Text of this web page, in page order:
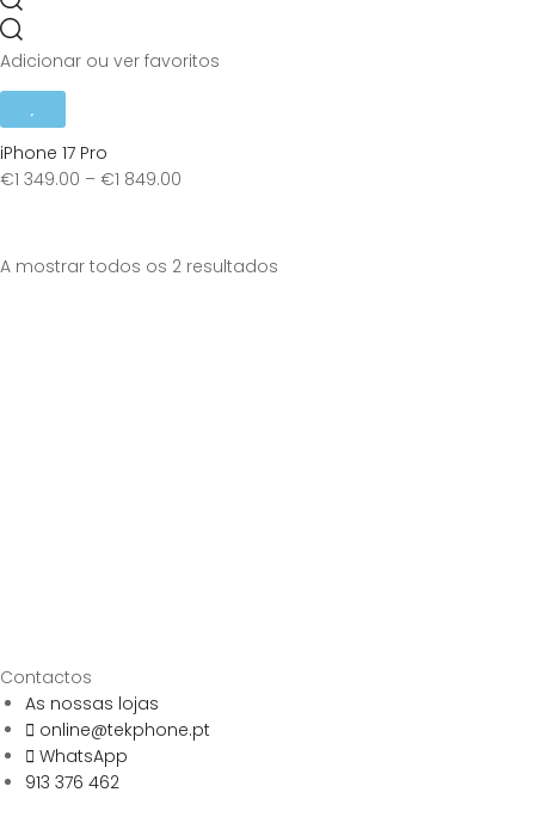
Adicionar ou ver favoritos
iPhone 17 Pro
€1 349.00 – €1 849.00
A mostrar todos os 2 resultados
Contactos
As nossas lojas
online@tekphone.pt
WhatsApp
913 376 462